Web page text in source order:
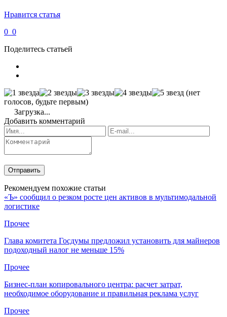
Нравится статья
0 0
Поделитесь статьей
(нет
голосов, будьте первым)
Загрузка...
Добавить комментарий
Рекомендуем похожие статьи
«Ъ» сообщил о резком росте цен активов в мультимодальной
логистике
Прочее
Глава комитета Госдумы предложил установить для майнеров
подоходный налог не меньше 15%
Прочее
Бизнес-план копировального центра: расчет затрат,
необходимое оборудование и правильная реклама услуг
Прочее